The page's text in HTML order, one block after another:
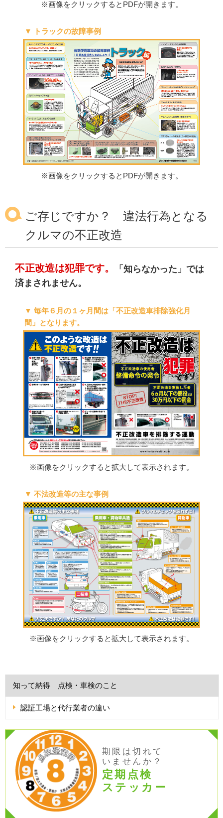
※画像をクリックするとPDFが開きます。
▼ トラックの故障事例
※画像をクリックするとPDFが開きます。
ご存じですか？ 違法行為となる
クルマの不正改造
不正改造は犯罪です。
「知らなかった」では
済まされません。
▼ 毎年６月の１ヶ月間は「不正改造車排除強化月
間」となります。
※画像をクリックすると拡大して表示されます。
▼ 不法改造等の主な事例
※画像をクリックすると拡大して表示されます。
知って納得 点検・車検のこと
認証工場と代行業者の違い
期限は切れて
いませんか？
定期点検
ステッカー